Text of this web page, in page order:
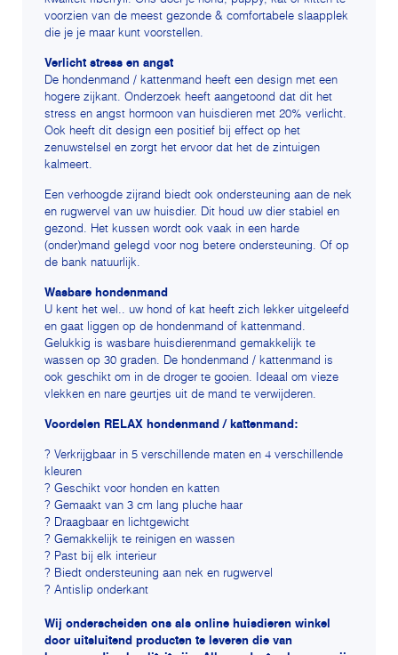
voorzien van de meest gezonde & comfortabele slaapplek
die je je maar kunt voorstellen.
Verlicht stress en angst
De hondenmand / kattenmand heeft een design met een
hogere zijkant. Onderzoek heeft aangetoond dat dit het
stress en angst hormoon van huisdieren met 20% verlicht.
Ook heeft dit design een positief bij effect op het
zenuwstelsel en zorgt het ervoor dat het de zintuigen
kalmeert.
Een verhoogde zijrand biedt ook ondersteuning aan de nek
en rugwervel van uw huisdier. Dit houd uw dier stabiel en
gezond. Het kussen wordt ook vaak in een harde
(onder)mand gelegd voor nog betere ondersteuning. Of op
de bank natuurlijk.
Wasbare hondenmand
U kent het wel.. uw hond of kat heeft zich lekker uitgeleefd
en gaat liggen op de hondenmand of kattenmand.
Gelukkig is wasbare huisdierenmand gemakkelijk te
wassen op 30 graden. De hondenmand / kattenmand is
ook geschikt om in de droger te gooien. Ideaal om vieze
vlekken en nare geurtjes uit de mand te verwijderen.
Voordelen RELAX hondenmand / kattenmand:
? Verkrijgbaar in 5 verschillende maten en 4 verschillende
kleuren
? Geschikt voor honden en katten
? Gemaakt van 3 cm lang pluche haar
? Draagbaar en lichtgewicht
? Gemakkelijk te reinigen en wassen
? Past bij elk interieur
? Biedt ondersteuning aan nek en rugwervel
? Antislip onderkant
Wij onderscheiden ons als online huisdieren winkel
door uitsluitend producten te leveren die van